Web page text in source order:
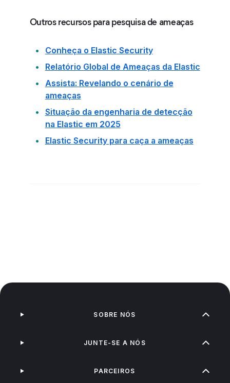
Outros recursos para pesquisa de ameaças
Conheça o Elastic Security
Relatório Global de Ameaças da Elastic
Assista: Revelando o cenário de
ameaças
Situação da engenharia de detecção
na Elastic em 2025
Elastic Security para caça a ameaças
SOBRE NÓS
JUNTE-SE A NÓS
PARCEIROS